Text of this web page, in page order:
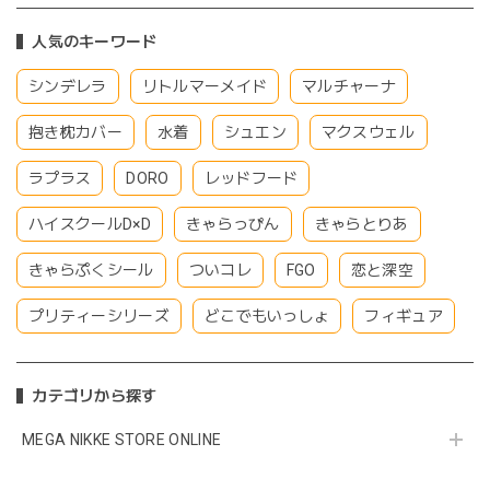
人気のキーワード
シンデレラ リトルマーメイド マルチャーナ
抱き枕カバー 水着 シュエン マクスウェル
ラプラス DORO レッドフード
ハイスクールD×D きゃらっぴん きゃらとりあ
きゃらぷくシール ついコレ FGO 恋と深空
プリティーシリーズ どこでもいっしょ フィギュア
カテゴリから探す
MEGA NIKKE STORE ONLINE